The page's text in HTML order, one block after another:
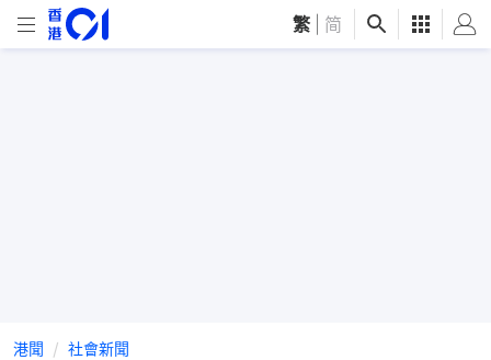
繁 简
港聞 社會新聞